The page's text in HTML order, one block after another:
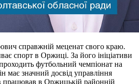
справжній меценат свого краю.
спорт в Оржиці. За його ініціативи
футбольний чемпіонат на
має значний досвід управління
працював в Оржицькій районній